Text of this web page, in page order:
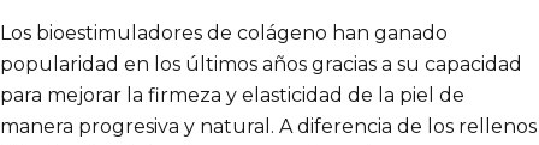
Los bioestimuladores de colágeno han ganado
popularidad en los últimos años gracias a su capacidad
para mejorar la firmeza y elasticidad de la piel de
manera progresiva y natural. A diferencia de los rellenos